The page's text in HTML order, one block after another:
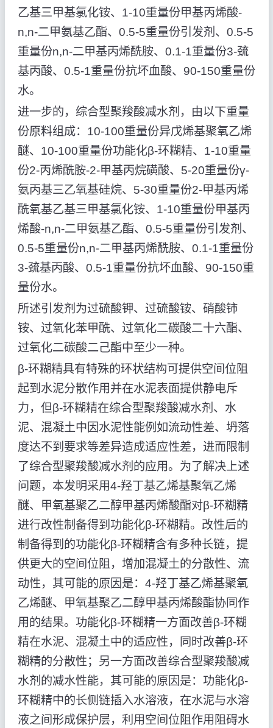
乙基三甲基氯化铵、1-10重量份甲基丙烯酸-
n,n-二甲氨基乙酯、0.5-5重量份引发剂、0.5-5
重量份n,n-二甲基丙烯酰胺、0.1-1重量份3-巯
基丙酸、0.5-1重量份抗坏血酸、90-150重量份
水。
进一步的，综合型聚羧酸减水剂，由以下重量
份原料组成：10-100重量份异戊烯基聚氧乙烯
醚、10-100重量份功能化β-环糊精、1-10重量
份2-丙烯酰胺-2-甲基丙烷磺酸、5-20重量份γ-
氨丙基三乙氧基硅烷、5-30重量份2-甲基丙烯
酰氧基乙基三甲基氯化铵、1-10重量份甲基丙
烯酸-n,n-二甲氨基乙酯、0.5-5重量份引发剂、
0.5-5重量份n,n-二甲基丙烯酰胺、0.1-1重量份
3-巯基丙酸、0.5-1重量份抗坏血酸、90-150重
量份水。
所述引发剂为过硫酸钾、过硫酸铵、硝酸铈
铵、过氧化苯甲酰、过氧化二碳酸二十六酯、
过氧化二碳酸二己酯中至少一种。
β-环糊精具有特殊的环状结构可提供空间位阻
起到水泥分散作用并在水泥表面提供静电斥
力，但β-环糊精在综合型聚羧酸减水剂、水
泥、混凝土中因水泥性能例如流动性差、坍落
度达不到要求等差异造成适应性差，进而限制
了综合型聚羧酸减水剂的应用。为了解决上述
问题，本发明采用4-羟丁基乙烯基聚氧乙烯
醚、甲氧基聚乙二醇甲基丙烯酸酯对β-环糊精
进行改性制备得到功能化β-环糊精。改性后的
制备得到的功能化β-环糊精含有多种长链，提
供更大的空间位阻，增加混凝土的分散性、流
动性，其可能的原因是：4-羟丁基乙烯基聚氧
乙烯醚、甲氧基聚乙二醇甲基丙烯酸酯协同作
用的结果。功能化β-环糊精一方面改善β-环糊
精在水泥、混凝土中的适应性，同时改善β-环
糊精的分散性；另一方面改善综合型聚羧酸减
水剂的减水性能，其可能的原因是：功能化β-
环糊精中的长侧链插入水溶液，在水泥与水溶
液之间形成保护层，利用空间位阻作用阻碍水